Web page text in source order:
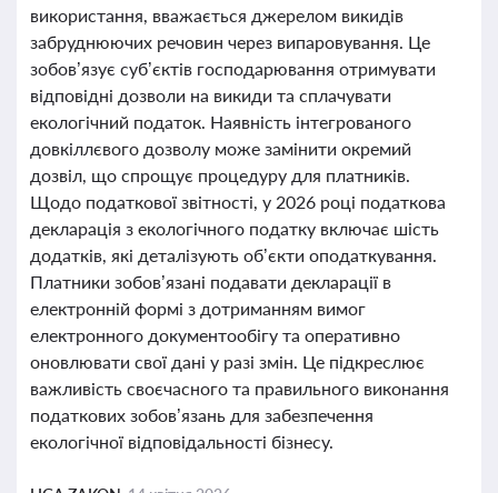
використання, вважається джерелом викидів
забруднюючих речовин через випаровування. Це
зобов’язує суб’єктів господарювання отримувати
відповідні дозволи на викиди та сплачувати
екологічний податок. Наявність інтегрованого
довкіллєвого дозволу може замінити окремий
дозвіл, що спрощує процедуру для платників.
Щодо податкової звітності, у 2026 році податкова
декларація з екологічного податку включає шість
додатків, які деталізують об’єкти оподаткування.
Платники зобов’язані подавати декларації в
електронній формі з дотриманням вимог
електронного документообігу та оперативно
оновлювати свої дані у разі змін. Це підкреслює
важливість своєчасного та правильного виконання
податкових зобов’язань для забезпечення
екологічної відповідальності бізнесу.